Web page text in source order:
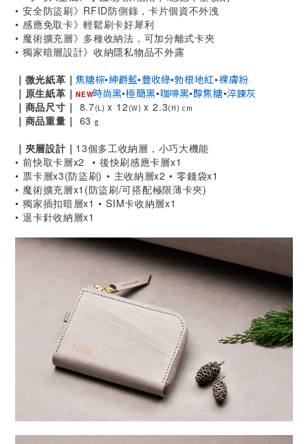
• 安全防盜刷》RFID防側錄，卡片個資不外洩
• 感應免取卡》輕鬆刷卡好犀利
• 魔術擴充層》多種收納法，可加分離式卡夾
• 獨家暗層設計》收納隱私物品不外露
｜微光紙革 ｜焦糖棕•紳爵藍•豐收綠•勃根地紅•裸膚粉
｜原生紙革｜NEW時尚黑•極簡黑•咖啡黑•醇焦糖•淬鍊灰
｜商品尺寸｜ 8.7(L)x 12 (W)x 2.3(H) cm
｜商品重量｜ 63g
｜夾層設計｜ 13個多工收納層，小巧大機能
• 前快取卡層x2 • 後快刷感應卡層x1
• 票卡層x3(防盜刷) • 主收納層x2 • 零錢袋x1
• 魔術擴充層x1(防盜刷/可搭配極限薄卡夾)
• 獨家插扣暗層x1•SIM卡收納層x1
•退卡針收納層x1